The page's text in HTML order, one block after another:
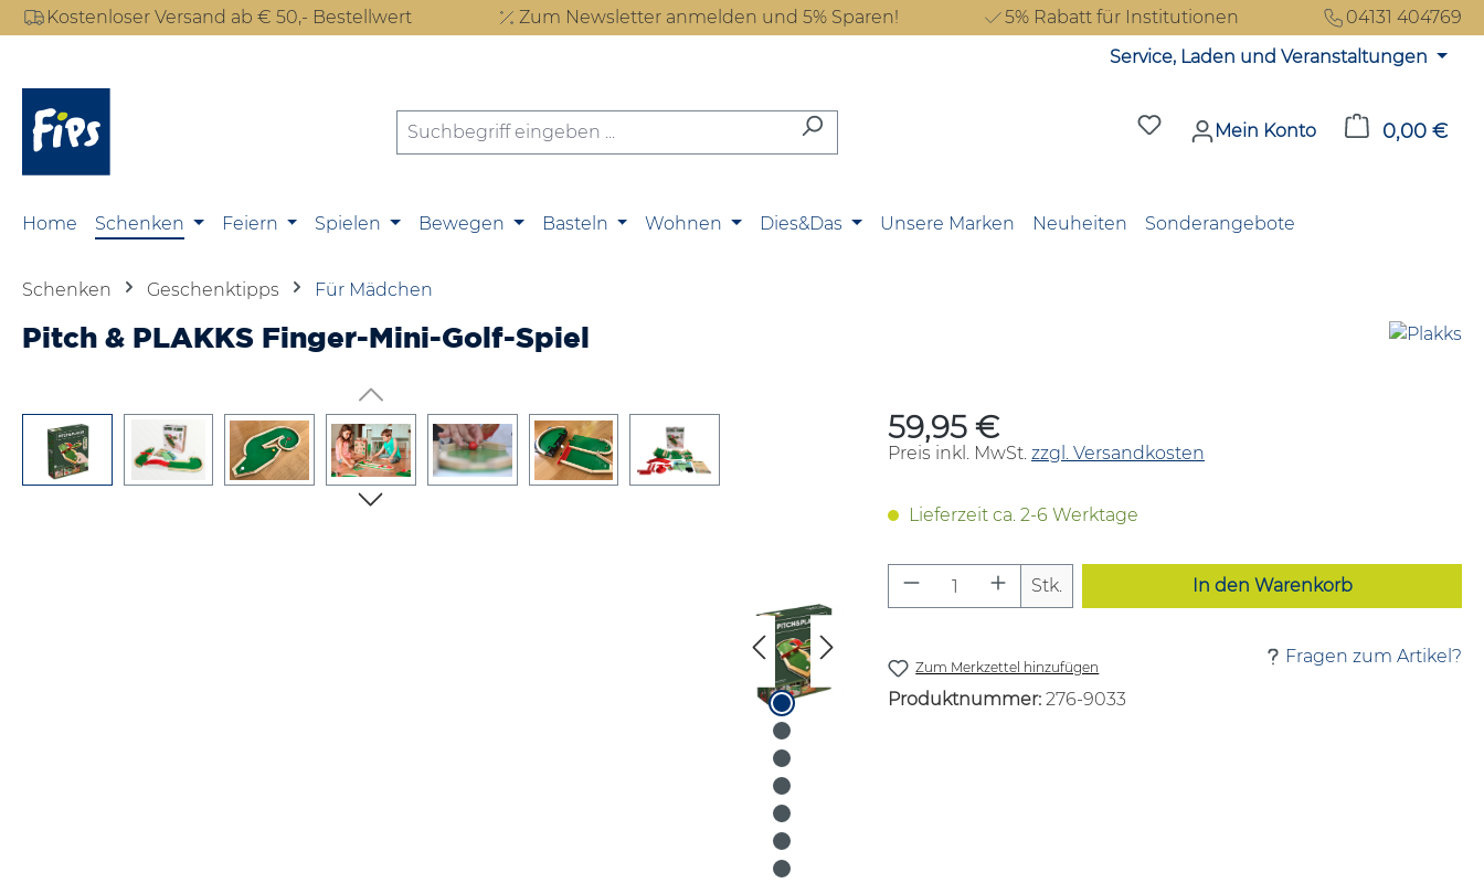
Hauptinhalt springen
Zur Suche springen
Zur Hauptnavigation springen
Kostenloser Versand ab € 50,- Bestellwert Zum Newsletter anmelden und 5% Sparen! 5% Rabatt für Institutionen
04131 404769
Service, Laden und Veranstaltungen
Du hast 0 Produkte auf dem
Mein Konto 0,00 €
Home Schenken Feiern Spielen Bewegen Basteln Wohnen Dies&Das Unsere Marken Neuheiten Sonderangebote
Schenken Geschenktipps Für Mädchen
Pitch & PLAKKS Finger-Mini-Golf-Spiel
Bildergalerie überspringen Regulärer Preis:
59,95 €
Preis inkl. MwSt. zzgl. Versandkosten
Lieferzeit ca. 2-6 Werktage
Produkt Anzahl: Gib den gewünschten Wert
Stk. In den Warenkorb
Zum Merkzettel hinzufügen
Fragen zum Artikel?
Produktnummer: 276-9033